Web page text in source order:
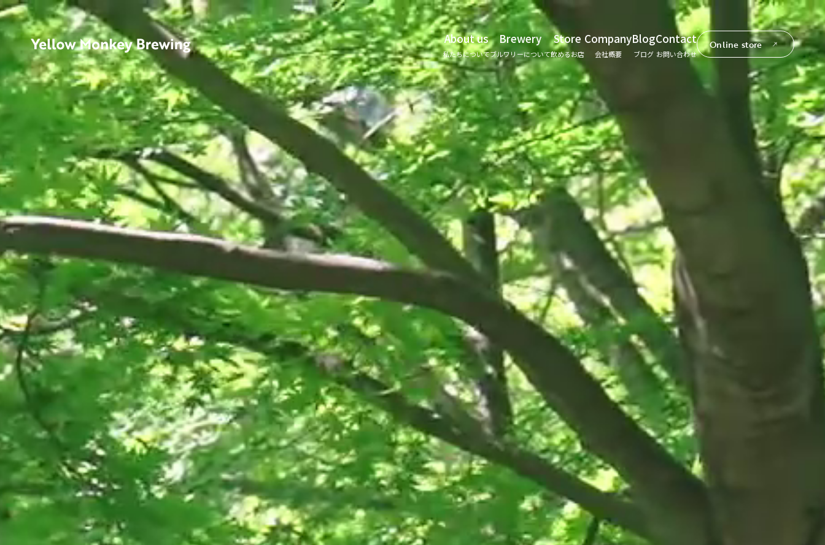
About us
私たちについて
Brewery
ブルワリーについて
Store
飲めるお店
Company
会社概要
Blog
ブログ
Contact
お問い合わせ
Online store